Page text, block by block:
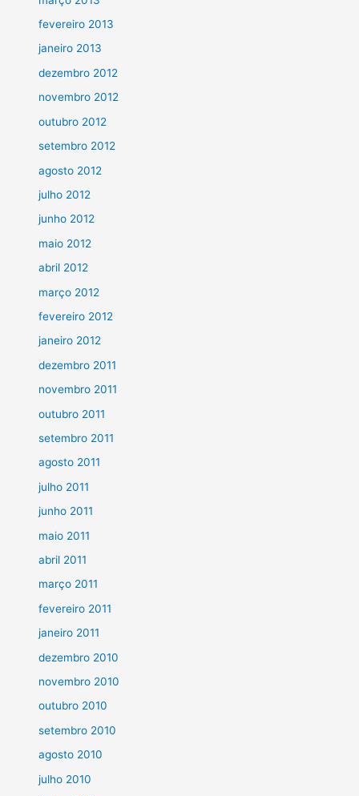
fevereiro 2013
janeiro 2013
dezembro 2012
novembro 2012
outubro 2012
setembro 2012
agosto 2012
julho 2012
junho 2012
maio 2012
abril 2012
março 2012
fevereiro 2012
janeiro 2012
dezembro 2011
novembro 2011
outubro 2011
setembro 2011
agosto 2011
julho 2011
junho 2011
maio 2011
abril 2011
março 2011
fevereiro 2011
janeiro 2011
dezembro 2010
novembro 2010
outubro 2010
setembro 2010
agosto 2010
julho 2010